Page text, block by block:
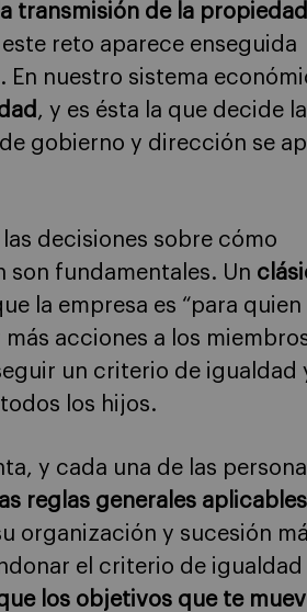
transmisión de la propiedad
reto aparece enseguida
nuestro sistema
, y es ésta la que decide la
gobierno y dirección se
las decisiones sobre cómo
son fundamentales. Un
la empresa es “para quien
acciones a los
un criterio de igualdad
los hijos.
y cada una de las
reglas generales
organización y sucesión
el criterio de
los objetivos que te